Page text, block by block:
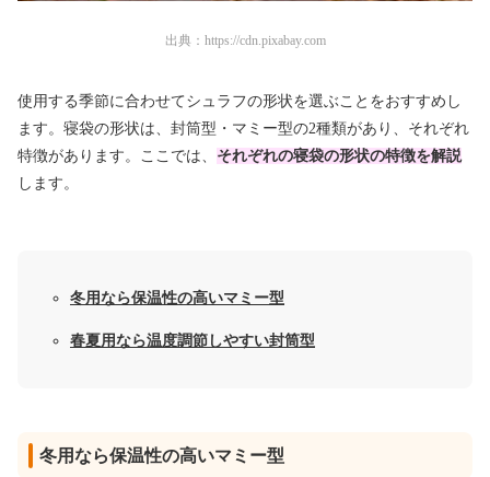
出典： https://cdn.pixabay.com
使用する季節に合わせてシュラフの形状を選ぶことをおすすめし
ます。寝袋の形状は、封筒型・マミー型の2種類があり、それぞれ
特徴があります。ここでは、 それぞれの寝袋の形状の特徴を解説
します。
冬用なら保温性の高いマミー型
春夏用なら温度調節しやすい封筒型
冬用なら保温性の高いマミー型